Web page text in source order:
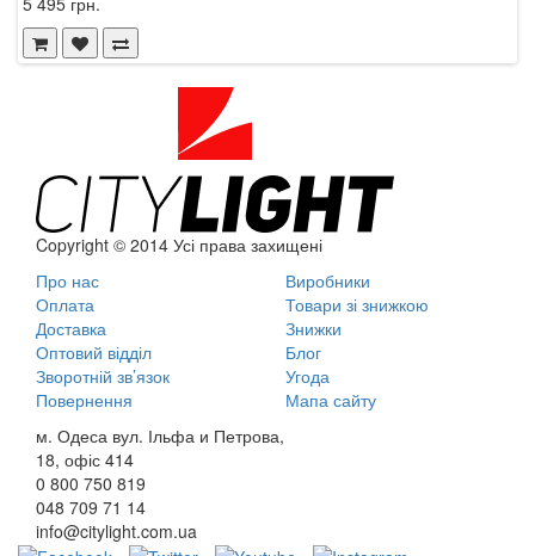
Copyright © 2014 Усі права захищені
Про нас
Оплата
Доставка
Оптовий відділ
Зворотній зв’язок
Повернення
Виробники
Товари зі знижкою
Знижки
Блог
Угода
Мапа сайту
м. Одеса вул. Ільфа и Петрова,
18, офіс 414
0 800 750 819
048 709 71 14
info@citylight.com.ua